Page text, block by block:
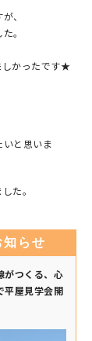
、
。
しかったです★
と思いま
た。
らせ
がつくる、心
平屋見学会開